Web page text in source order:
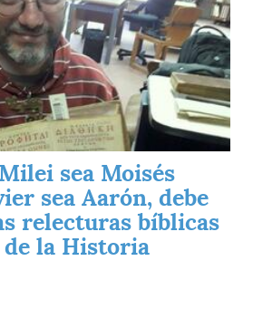
sea Moisés
sea Aarón, debe
relecturas bíblicas
la Historia